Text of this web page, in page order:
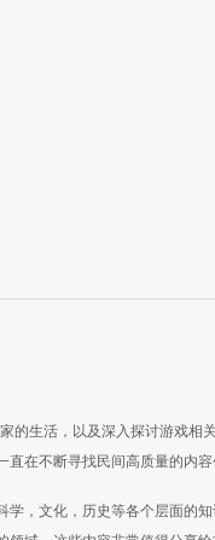
的生活，以及深入探讨游戏相
在不断寻找民间高质量的内容
，文化，历史等各个层面的